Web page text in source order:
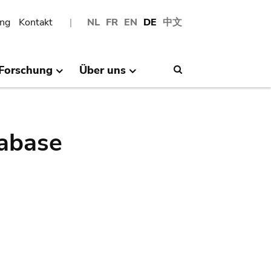
NL FR EN DE 中文
Kontakt
Über uns